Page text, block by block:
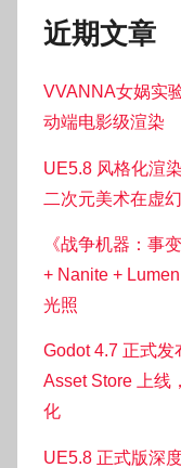
近期文章
VVANNA女娲实
动端电影级渲染
UE5.8 风格化渲
二次元美术在虚
《战争机器：事
+ Nanite +
光照
Godot 4.7 正式
Asset Store 上线
化
UE5.8 正式版深